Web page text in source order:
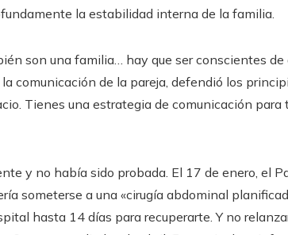
la estabilidad interna de la familia.
son una familia… hay que ser conscientes de
comunicación de la pareja, defendió los
Tienes una estrategia de comunicación para
y no había sido probada. El 17 de enero, el
someterse a una «cirugía abdominal
hasta 14 días para recuperarte. Y no